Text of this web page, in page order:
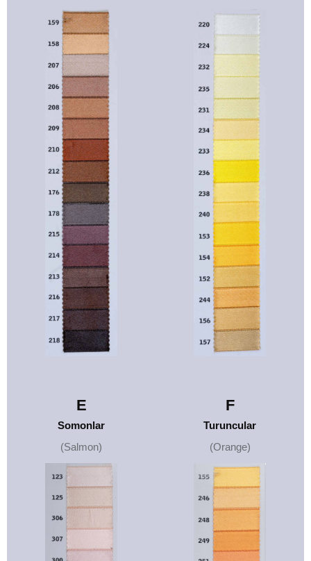
E
Somonlar
(Salmon)
F
Turuncular
(Orange)